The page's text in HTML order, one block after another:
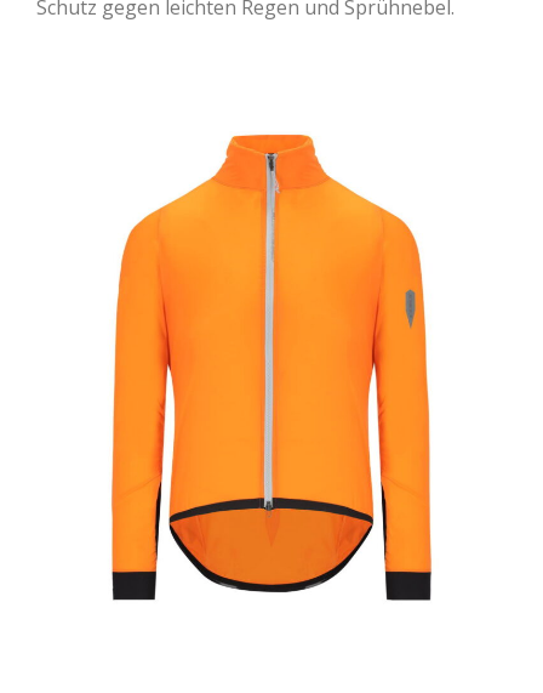
Schutz gegen leichten Regen und Sprühnebel.